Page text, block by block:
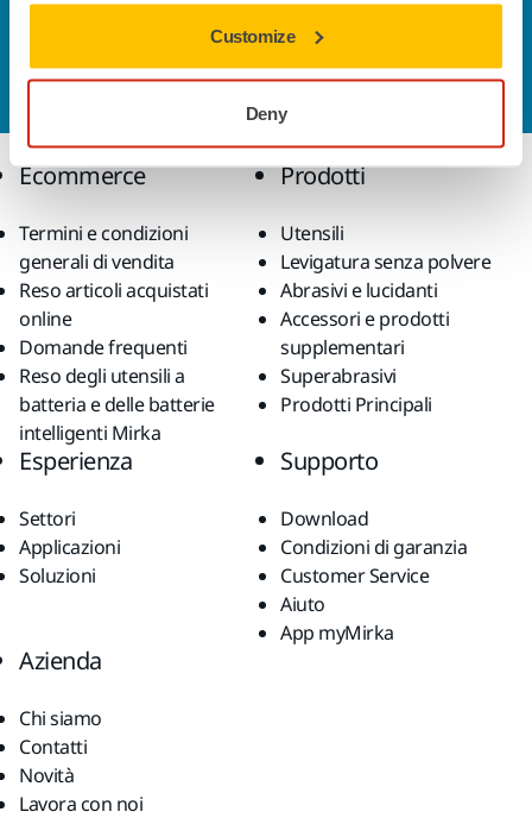
Customize
Deny
Vuoi saperne di più?Contattacie il nostro team di
esperti risponderà al più presto alle tue domande.
Ecommerce
Termini e condizioni
generali di vendita
Reso articoli acquistati
online
Domande frequenti
Reso degli utensili a
batteria e delle batterie
intelligenti Mirka
Prodotti
Utensili
Levigatura senza polvere
Abrasivi e lucidanti
Accessori e prodotti
supplementari
Superabrasivi
Prodotti Principali
Esperienza
Settori
Applicazioni
Soluzioni
Supporto
Download
Condizioni di garanzia
Customer Service
Aiuto
App myMirka
Azienda
Chi siamo
Contatti
Novità
Lavora con noi